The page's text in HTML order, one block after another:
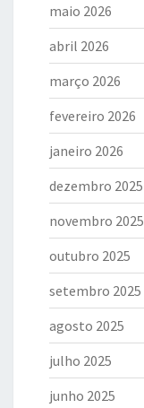
maio 2026
abril 2026
março 2026
fevereiro 2026
janeiro 2026
dezembro 2025
novembro 2025
outubro 2025
setembro 2025
agosto 2025
julho 2025
junho 2025